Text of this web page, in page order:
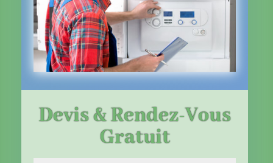
Devis & Rendez-Vous
Gratuit